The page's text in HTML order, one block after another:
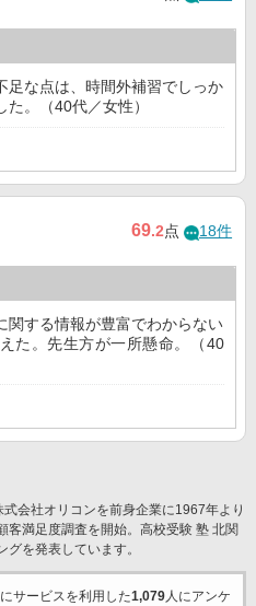
足な点は、時間外補習でしっか
た。（40代／女性）
69.2点 18件
関する情報が豊富でわからない
た。先生方が一所懸命。（40
会社オリコンを前身企業に1967年より
客満足度調査を開始。高校受験 塾 北関
を発表しています。
サービスを利用した1,079人にアンケ